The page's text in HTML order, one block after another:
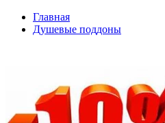
Главная
Душевые поддоны